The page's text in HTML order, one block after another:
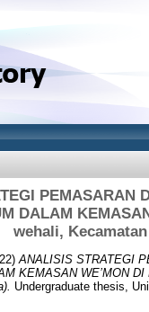
PEMASARAN
DALAM
wehali,
ANALISIS STRATEGI
KEMASAN WE’MON
Undergraduate thesis,